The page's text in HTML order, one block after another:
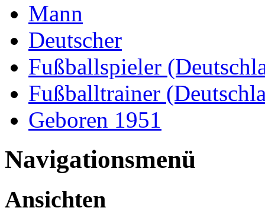
Mann
Deutscher
Fußballspieler
Fußballtrainer
Geboren 1951
Navigationsmenü
Ansichten